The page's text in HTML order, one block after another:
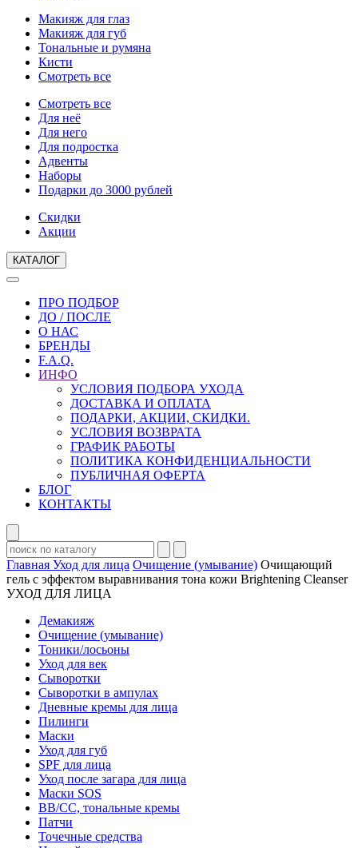
Макияж для глаз
Макияж для губ
Тональные и румяна
Кисти
Смотреть все
Смотреть все
Для неё
Для него
Для подростка
Адвенты
Наборы
Подарки до 3000 рублей
Скидки
Акции
КАТАЛОГ
ПРО ПОДБОР
ДО / ПОСЛЕ
О НАС
БРЕНДЫ
F.A.Q.
ИНФО
УСЛОВИЯ ПОДБОРА УХОДА
ДОСТАВКА И ОПЛАТА
ПОДАРКИ, АКЦИИ, СКИДКИ.
УСЛОВИЯ ВОЗВРАТА
ГРАФИК РАБОТЫ
ПОЛИТИКА КОНФИДЕНЦИАЛЬНОСТИ
ПУБЛИЧНАЯ ОФЕРТА
БЛОГ
КОНТАКТЫ
Главная Уход для лица Очищение (умывание) Очищающий
гель с эффектом выравнивания тона кожи Brightening Cleanser
УХОД ДЛЯ ЛИЦА
Демакияж
Очищение (умывание)
Тоники/лосьоны
Уход для век
Сыворотки
Сыворотки в ампулах
Дневные кремы для лица
Пилинги
Маски
Уход для губ
SPF для лица
Уход после загара для лица
Маски SOS
BB/CC, тональные кремы
Патчи
Точечные средства